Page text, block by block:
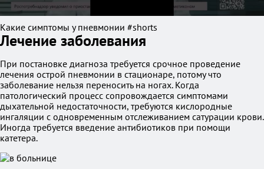
Какие симптомы у пневмонии #shorts
Лечение заболевания
При постановке диагноза требуется срочное проведение
лечения острой пневмонии в стационаре, потому что
заболевание нельзя переносить на ногах. Когда
патологический процесс сопровождается симптомами
дыхательной недостаточности, требуются кислородные
ингаляции с одновременным отслеживанием сатурации крови.
Иногда требуется введение антибиотиков при помощи
катетера.